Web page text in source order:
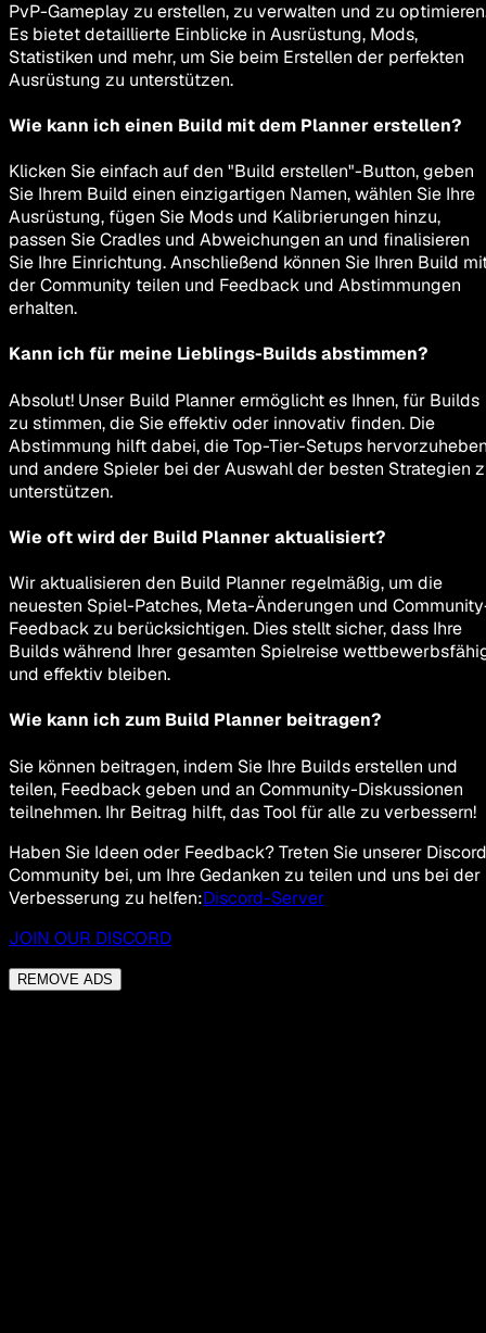
PvP-Gameplay zu erstellen, zu verwalten und zu
Es bietet detaillierte Einblicke in Ausrüstung, Mods,
Statistiken und mehr, um Sie beim Erstellen der perfekten
Ausrüstung zu unterstützen.
Wie kann ich einen Build mit dem Planner erstellen?
Klicken Sie einfach auf den "Build erstellen"-Button, geben
Sie Ihrem Build einen einzigartigen Namen, wählen Sie Ihre
Ausrüstung, fügen Sie Mods und Kalibrierungen hinzu,
passen Sie Cradles und Abweichungen an und finalisieren
Sie Ihre Einrichtung. Anschließend können Sie Ihren Build
der Community teilen und Feedback und Abstimmungen
erhalten.
Kann ich für meine Lieblings-Builds abstimmen?
Absolut! Unser Build Planner ermöglicht es Ihnen, für Builds
zu stimmen, die Sie effektiv oder innovativ finden. Die
Abstimmung hilft dabei, die Top-Tier-Setups
und andere Spieler bei der Auswahl der besten Strategien
unterstützen.
Wie oft wird der Build Planner aktualisiert?
Wir aktualisieren den Build Planner regelmäßig, um die
neuesten Spiel-Patches, Meta-Änderungen und
Feedback zu berücksichtigen. Dies stellt sicher, dass Ihre
Builds während Ihrer gesamten Spielreise
und effektiv bleiben.
Wie kann ich zum Build Planner beitragen?
Sie können beitragen, indem Sie Ihre Builds erstellen und
teilen, Feedback geben und an Community-Diskussionen
teilnehmen. Ihr Beitrag hilft, das Tool für alle zu verbessern!
Haben Sie Ideen oder Feedback? Treten Sie unserer
Community bei, um Ihre Gedanken zu teilen und uns bei der
Verbesserung zu helfen:Discord-Server
JOIN OUR DISCORD
REMOVE ADS